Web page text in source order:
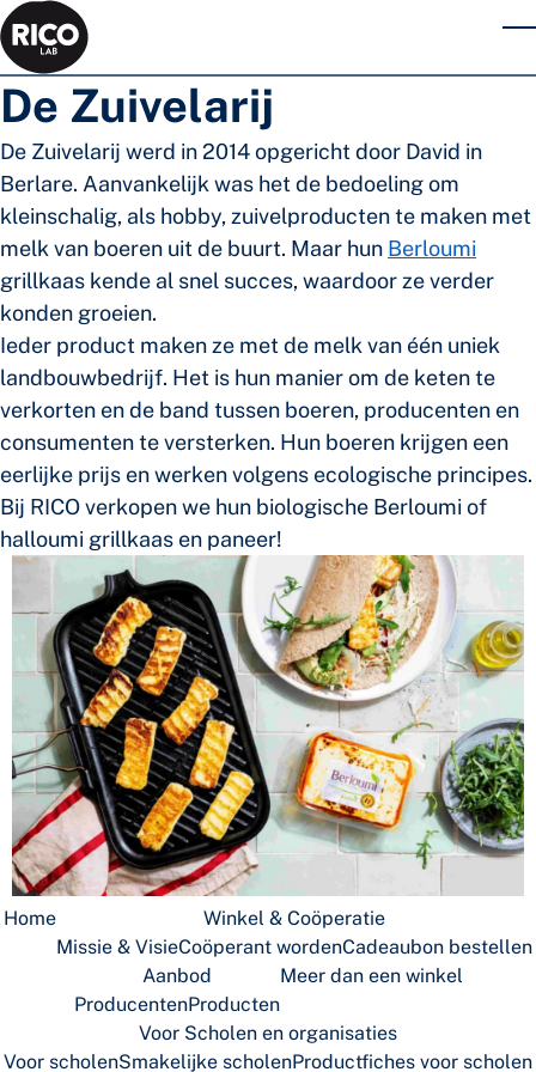
Skip to main content
De Zuivelarij
De Zuivelarij werd in 2014 opgericht door David in
Berlare. Aanvankelijk was het de bedoeling om
kleinschalig, als hobby, zuivelproducten te maken met
melk van boeren uit de buurt. Maar hun Berloumi
grillkaas kende al snel succes, waardoor ze verder
konden groeien.
Ieder product maken ze met de melk van één uniek
landbouwbedrijf. Het is hun manier om de keten te
verkorten en de band tussen boeren, producenten en
consumenten te versterken. Hun boeren krijgen een
eerlijke prijs en werken volgens ecologische principes.
Bij RICO verkopen we hun biologische Berloumi of
halloumi grillkaas en paneer!
Home
Winkel & Coöperatie
Missie & VisieCoöperant wordenCadeaubon bestellen
Aanbod
ProducentenProducten
Meer dan een winkel
Voor Scholen en organisaties
Voor scholenSmakelijke scholenProductfiches voor scholen